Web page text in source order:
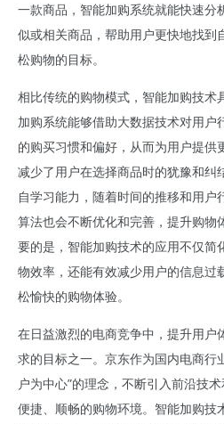
一款商品，智能加购系统就能快速分
似或相关商品，帮助用户更快地找到
松购物的目标。
相比传统的购物模式，智能加购技术
加购系统能够借助大数据技术对用户
的购买习惯和偏好，从而为用户提供
减少了用户在选择商品时的犹豫和纠
自学习能力，随着时间的推移和用
算法也会不断优化和完善，提升购物
要的是，智能加购技术的应用不仅简
物效率，还能有效减少用户的信息过
松愉快的购物体验。
在日益激烈的电商竞争中，提升用户
求的目标之一。京东作为国内电商行
户为中心”的理念，不断引入前沿技
便捷、顺畅的购物环境。智能加购技